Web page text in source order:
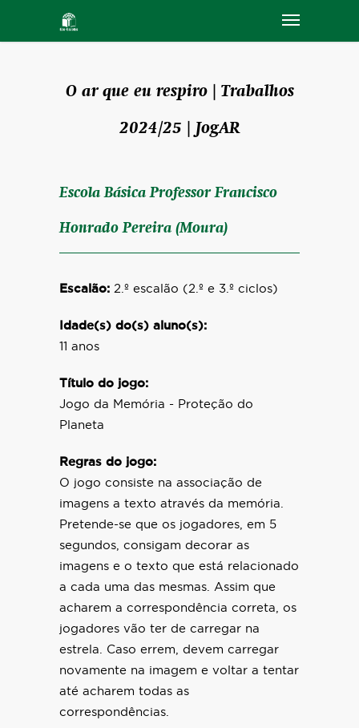
O ar que eu respiro | Trabalhos
2024/25 | JogAR
Escola Básica Professor Francisco
Honrado Pereira (Moura)
Escalão: 2.º escalão (2.º e 3.º ciclos)
Idade(s) do(s) aluno(s):
11 anos
Título do jogo:
Jogo da Memória - Proteção do
Planeta
Regras do jogo:
O jogo consiste na associação de
imagens a texto através da memória.
Pretende-se que os jogadores, em 5
segundos, consigam decorar as
imagens e o texto que está relacionado
a cada uma das mesmas. Assim que
acharem a correspondência correta, os
jogadores vão ter de carregar na
estrela. Caso errem, devem carregar
novamente na imagem e voltar a tentar
até acharem todas as
correspondências.